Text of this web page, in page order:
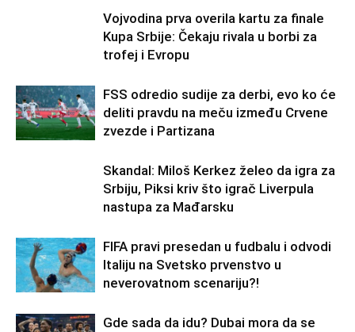
Vojvodina prva overila kartu za finale
Kupa Srbije: Čekaju rivala u borbi za
trofej i Evropu
FSS odredio sudije za derbi, evo ko će
deliti pravdu na meču između Crvene
zvezde i Partizana
Skandal: Miloš Kerkez želeo da igra za
Srbiju, Piksi kriv što igrač Liverpula
nastupa za Mađarsku
FIFA pravi presedan u fudbalu i odvodi
Italiju na Svetsko prvenstvo u
neverovatnom scenariju?!
Gde sada da idu? Dubai mora da se